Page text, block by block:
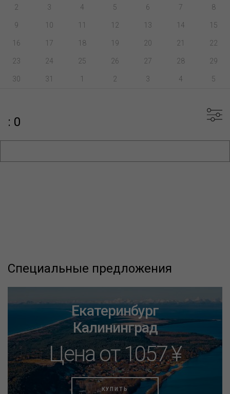
2 3 4 5 6 7 8
9 10 11 12 13 14 15
16 17 18 19 20 21 22
23 24 25 26 27 28 29
30 31 1 2 3 4 5
: 0
Специальные предложения
Екатеринбург
Калининград
Цена от 1057 ¥
КУПИТЬ